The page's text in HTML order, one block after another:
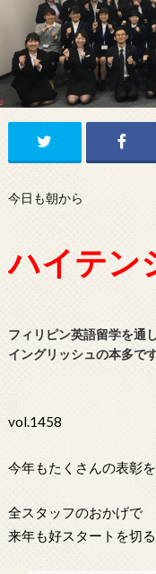
今日も朝から
ハイテン
フィリピン英語留学を通
イングリッシュの本多です
vol.1458
今年もたくさんの表彰
全スタッフのおかげで
来年も好スタートを切